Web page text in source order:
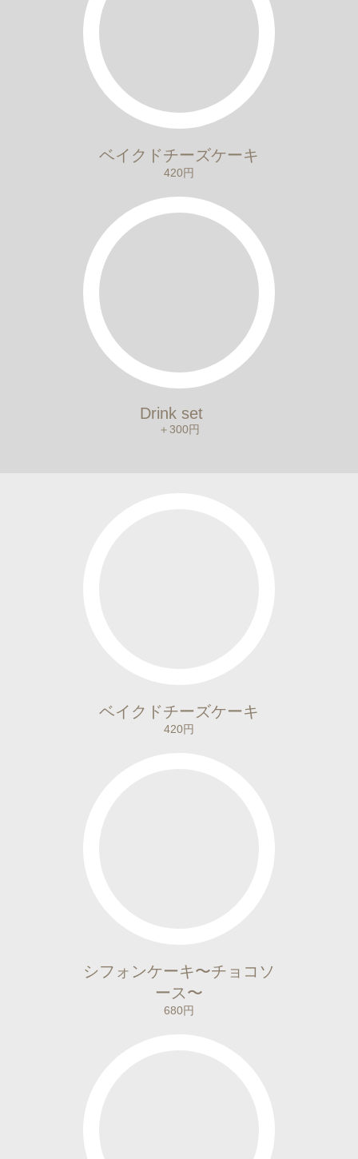
ベイクドチーズケーキ
420円
Drink set
＋300円
ベイクドチーズケーキ
420円
シフォンケーキ〜チョコソ
ース〜
680円